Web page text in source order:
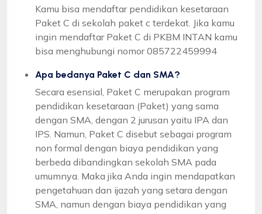
Kamu bisa mendaftar pendidikan kesetaraan
Paket C di sekolah paket c terdekat. Jika kamu
ingin mendaftar Paket C di PKBM INTAN kamu
bisa menghubungi nomor 085722459994
Apa bedanya Paket C dan SMA?
Secara esensial, Paket C merupakan program
pendidikan kesetaraan (Paket) yang sama
dengan SMA, dengan 2 jurusan yaitu IPA dan
IPS. Namun, Paket C disebut sebagai program
non formal dengan biaya pendidikan yang
berbeda dibandingkan sekolah SMA pada
umumnya. Maka jika Anda ingin mendapatkan
pengetahuan dan ijazah yang setara dengan
SMA, namun dengan biaya pendidikan yang